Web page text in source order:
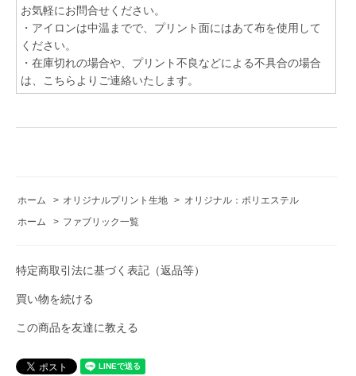
お気軽にお問合せください。
・アイロンは中温までで、プリント面にはあて布を使用して
ください。
・在庫切れの場合や、プリント不良などによる不具合の場合
は、こちらよりご連絡いたします。
ホーム > オリジナルプリント生地 > オリジナル：ポリエステル
ホーム
> ファブリック一覧
特定商取引法に基づく表記（返品等）
買い物を続ける
この商品を友達に教える